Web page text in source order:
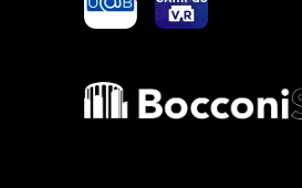
Bocconi shop